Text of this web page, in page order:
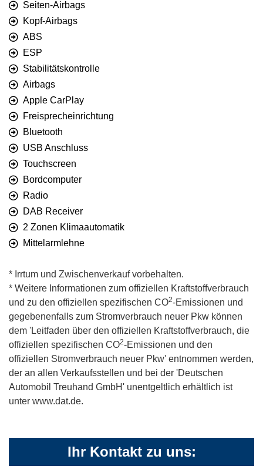
Seiten-Airbags
Kopf-Airbags
ABS
ESP
Stabilitätskontrolle
Airbags
Apple CarPlay
Freisprecheinrichtung
Bluetooth
USB Anschluss
Touchscreen
Bordcomputer
Radio
DAB Receiver
2 Zonen Klimaautomatik
Mittelarmlehne
* Irrtum und Zwischenverkauf vorbehalten.
* Weitere Informationen zum offiziellen Kraftstoffverbrauch
und zu den offiziellen spezifischen CO2-Emissionen und
gegebenenfalls zum Stromverbrauch neuer Pkw können
dem 'Leitfaden über den offiziellen Kraftstoffverbrauch, die
offiziellen spezifischen CO2-Emissionen und den
offiziellen Stromverbrauch neuer Pkw' entnommen werden,
der an allen Verkaufsstellen und bei der 'Deutschen
Automobil Treuhand GmbH' unentgeltlich erhältlich ist
unter www.dat.de.
Ihr Kontakt zu uns: